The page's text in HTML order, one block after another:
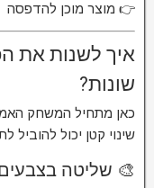
👉 מוצר מוכן להדפסה
איך לשנות את
שונות?
כאן מתחיל המשחק
שינוי קטן יכול להוביל
🎨 שליטה